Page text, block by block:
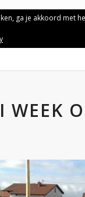
WEEK
ga je akkoord met